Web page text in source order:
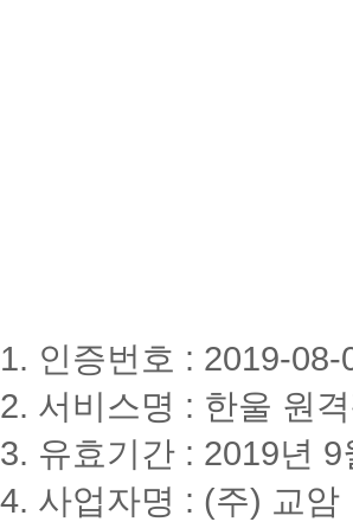
1. 인증번호 : 2019-08-
2. 서비스명 : 한울 원
3. 유효기간 : 2019년
4. 사업자명 : (주) 교암